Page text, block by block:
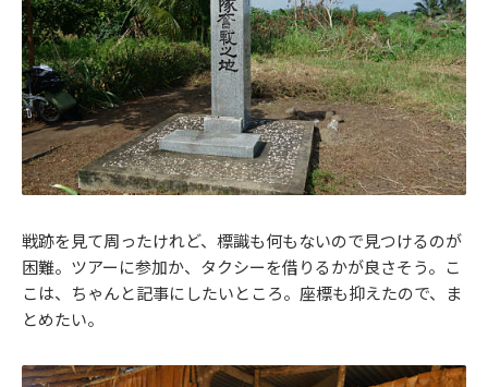
戦跡を見て周ったけれど、標識も何もないので見つけるのが
困難。ツアーに参加か、タクシーを借りるかが良さそう。こ
こは、ちゃんと記事にしたいところ。座標も抑えたので、ま
とめたい。